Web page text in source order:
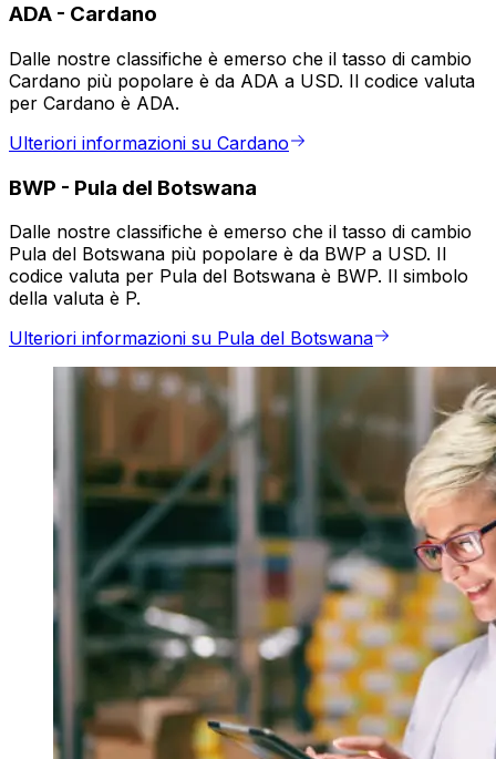
ADA - Cardano
Dalle nostre classifiche è emerso che il tasso di cambio
Cardano più popolare è da ADA a USD. Il codice valuta
per Cardano è ADA.
Ulteriori informazioni su Cardano
BWP - Pula del Botswana
Dalle nostre classifiche è emerso che il tasso di cambio
Pula del Botswana più popolare è da BWP a USD. Il
codice valuta per Pula del Botswana è BWP. Il simbolo
della valuta è P.
Ulteriori informazioni su Pula del Botswana